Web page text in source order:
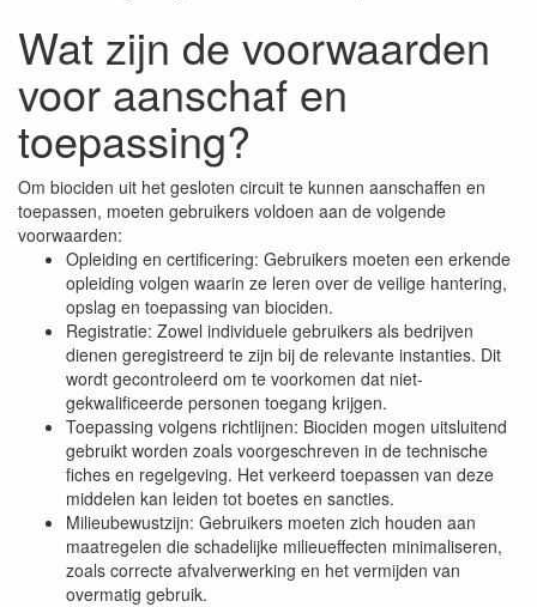
Wat zijn de voorwaarden
voor aanschaf en
toepassing?
Om biociden uit het gesloten circuit te kunnen aanschaffen en
toepassen, moeten gebruikers voldoen aan de volgende
voorwaarden:
Opleiding en certificering: Gebruikers moeten een erkende
opleiding volgen waarin ze leren over de veilige hantering,
opslag en toepassing van biociden.
Registratie: Zowel individuele gebruikers als bedrijven
dienen geregistreerd te zijn bij de relevante instanties. Dit
wordt gecontroleerd om te voorkomen dat niet-
gekwalificeerde personen toegang krijgen.
Toepassing volgens richtlijnen: Biociden mogen uitsluitend
gebruikt worden zoals voorgeschreven in de technische
fiches en regelgeving. Het verkeerd toepassen van deze
middelen kan leiden tot boetes en sancties.
Milieubewustzijn: Gebruikers moeten zich houden aan
maatregelen die schadelijke milieueffecten minimaliseren,
zoals correcte afvalverwerking en het vermijden van
overmatig gebruik.